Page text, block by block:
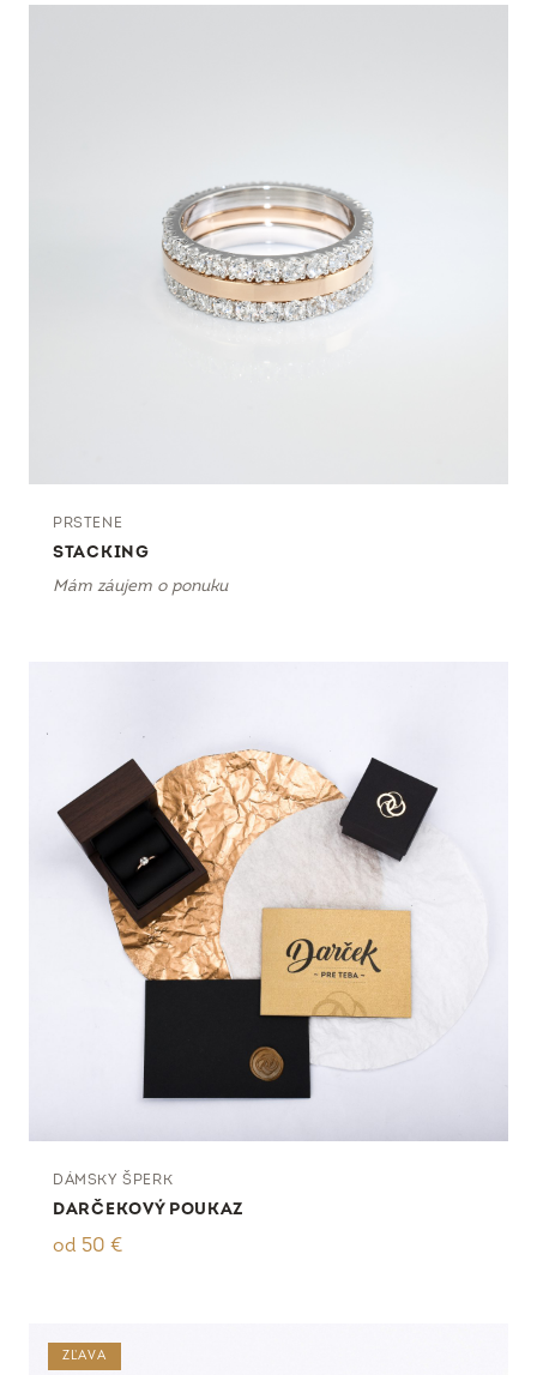
PRSTENE
STACKING
Mám záujem o ponuku
DÁMSKY ŠPERK
DARČEKOVÝ POUKAZ
od 50 €
ZĽAVA